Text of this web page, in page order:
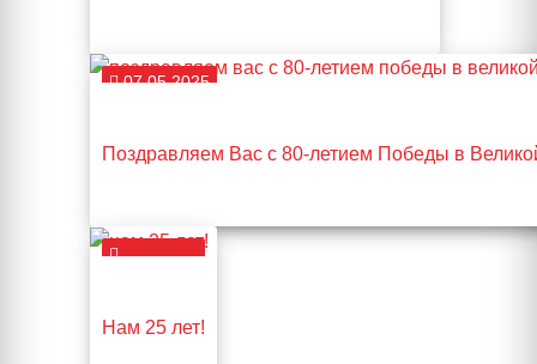
07.05.2025
Поздравляем Вас с 80-летием Победы в
Нам 25 лет!